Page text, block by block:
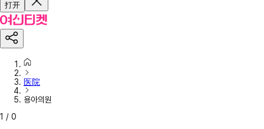
打开
医院
용아의원
1 / 0